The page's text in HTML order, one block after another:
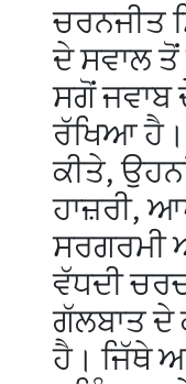
ਚਰਨਜੀਤ
ਦੇ ਸਵਾਲ ਤੋਂ
ਸਗੋਂ ਜਵਾਬ
ਰੱਖਿਆ ਹੈ।
ਕੀਤੇ,
ਹਾਜ਼ਰੀ,
ਸਰਗਰਮੀ
ਵੱਧਦੀ
ਗੱਲਬਾਤ ਦੇ
ਹੈ। ਜਿੱਥੇ